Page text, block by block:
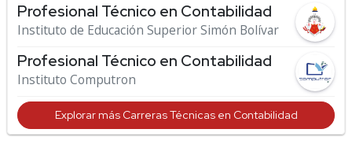
Profesional Técnico en Contabilidad
Instituto de Educación Superior Simón Bolívar
Profesional Técnico en Contabilidad
Instituto Computron
Explorar más Carreras Técnicas en Contabilidad